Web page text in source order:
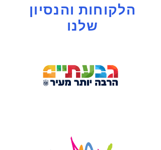
הלקוחות והנסיון
שלנו